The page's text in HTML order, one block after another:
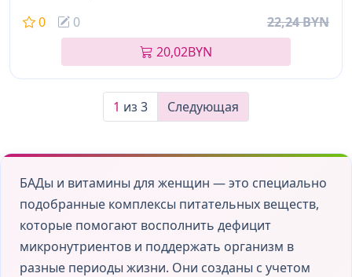
0 0
22,24 BYN
20,02BYN
1 из 3 Следующая
БАДы и витамины для женщин — это специально
подобранные комплексы питательных веществ,
которые помогают восполнить дефицит
микронутриентов и поддержать организм в
разные периоды жизни. Они созданы с учетом